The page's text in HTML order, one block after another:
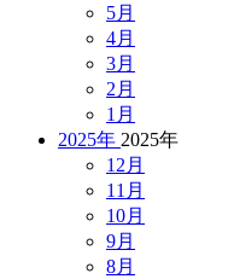
5月
4月
3月
2月
1月
2025年 2025年
12月
11月
10月
9月
8月